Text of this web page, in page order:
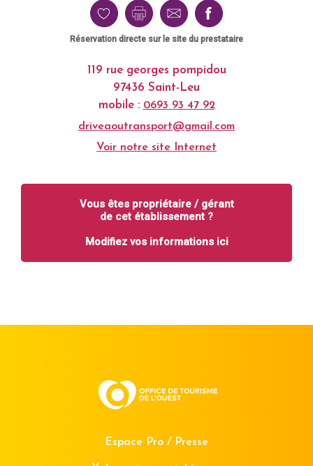
Réservation directe sur le site du prestataire
119 rue georges pompidou
97436 Saint-Leu
mobile : 0693 93 47 92
driveaoutransport@gmail.com
Voir notre site Internet
Vous êtes propriétaire / gérant
de cet établissement ?
Modifiez vos informations ici
Espace Pro / Presse